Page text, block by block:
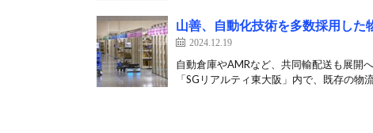
山善、自動化技術を多数採用し
2024.12.19
自動倉庫やAMRなど、共同輸配送も展開
「SGリアルティ東大阪」内で、既存の物